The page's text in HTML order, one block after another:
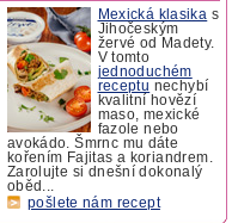
Mexická klasika s
Jihočeským
žervé od Madety.
V tomto
jednoduchém
receptu nechybí
kvalitní hovězí
maso, mexické
fazole nebo
avokádo. Šmrnc mu dáte
kořením Fajitas a koriandrem.
Zarolujte si dnešní dokonalý
oběd...
pošlete nám recept